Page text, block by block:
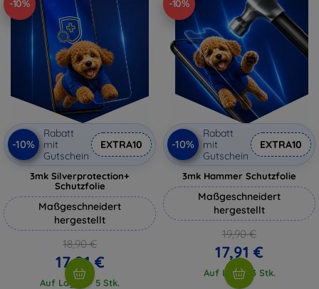
-10%
-10%
Rabatt
mit
Gutschein
EXTRA10
3mk Silverprotection+
Schutzfolie
Maßgeschneidert
hergestellt
18,90 €
17,01 €
Auf Lager > 5 Stk.
-10%
-10%
Rabatt
mit
Gutschein
EXTRA10
3mk Hammer Schutzfolie
Maßgeschneidert
hergestellt
19,90 €
17,91 €
Auf Lager 3 Stk.